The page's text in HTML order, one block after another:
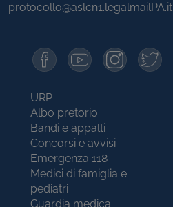
protocollo@aslcn1.legalmailPA.it
URP
Albo pretorio
Bandi e appalti
Concorsi e avvisi
Emergenza 118
Medici di famiglia e
pediatri
Guardia medica